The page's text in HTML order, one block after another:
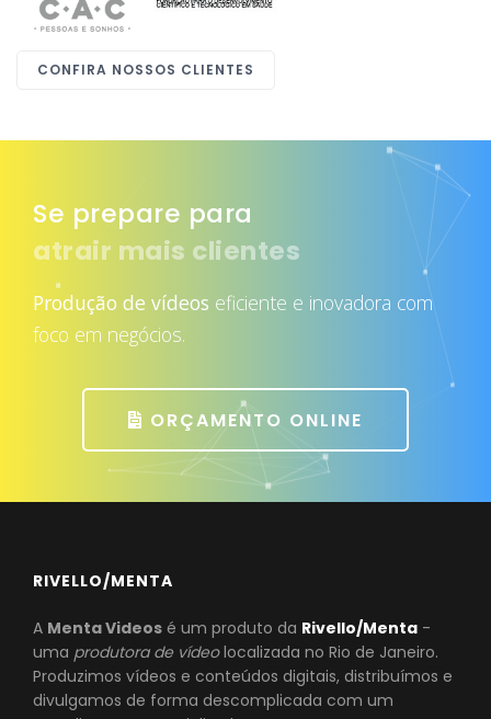
CONFIRA NOSSOS CLIENTES
Se prepare para
atrair mais clientes
Produção de vídeos eficiente e inovadora com
foco em negócios.
ORÇAMENTO ONLINE
RIVELLO/MENTA
A Menta Videos é um produto da Rivello/Menta -
uma produtora de vídeolocalizada no Rio de Janeiro.
Produzimos vídeos e conteúdos digitais, distribuímos e
divulgamos de forma descomplicada com um